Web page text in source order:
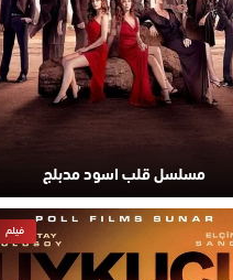
مسلسل قلب اسود مدبلج
فيلم